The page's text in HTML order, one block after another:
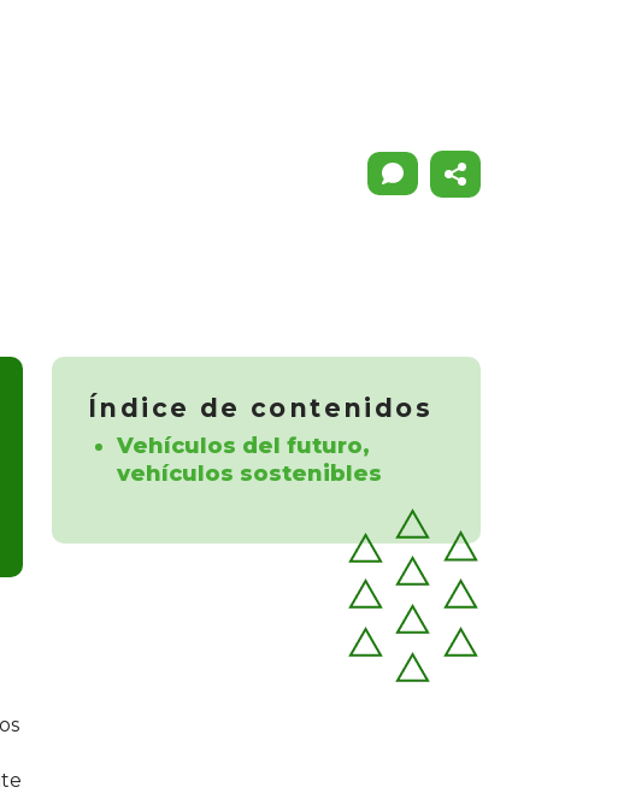
Índice de contenidos
Vehículos del futuro,
vehículos sostenibles